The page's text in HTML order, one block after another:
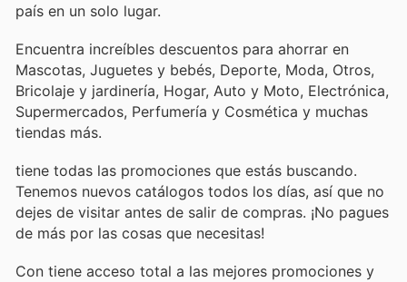
país en un solo lugar.
Encuentra increíbles descuentos para ahorrar en
Mascotas, Juguetes y bebés, Deporte, Moda, Otros,
Bricolaje y jardinería, Hogar, Auto y Moto, Electrónica,
Supermercados, Perfumería y Cosmética y muchas
tiendas más.
tiene todas las promociones que estás buscando.
Tenemos nuevos catálogos todos los días, así que no
dejes de visitar antes de salir de compras. ¡No pagues
de más por las cosas que necesitas!
Con tiene acceso total a las mejores promociones y